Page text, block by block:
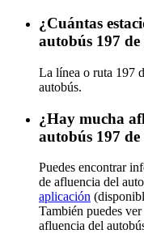
¿Cuántas
autobús 197
La línea o ruta 197
autobús.
¿Hay mucha
autobús 197
Puedes encontrar
de afluencia del
aplicación
También puedes
afluencia del